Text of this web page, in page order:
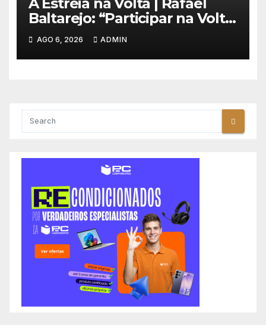
A Estreia na Volta | Rafael
Baltarejo: “Participar na Volta
a Portugal é o sonho de
qualquer ciclista”
AGO 6, 2026 ADMIN